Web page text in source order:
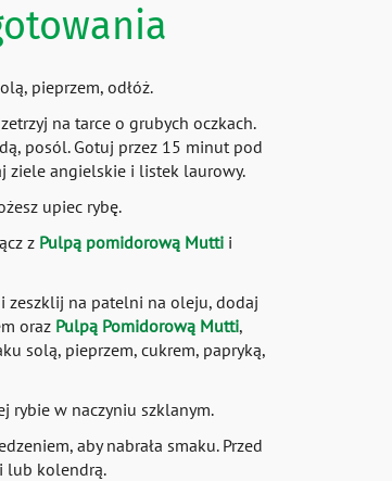
pieprzem, odłóż.
na tarce o grubych oczkach.
posól. Gotuj przez 15 minut pod
ziele angielskie i listek laurowy.
upiec rybę.
z Pulpą pomidorową Mutti i
zeszklij na patelni na oleju, dodaj
oraz Pulpą Pomidorową Mutti,
solą, pieprzem, cukrem, papryką,
rybie w naczyniu szklanym.
aby nabrała smaku. Przed
lub kolendrą.